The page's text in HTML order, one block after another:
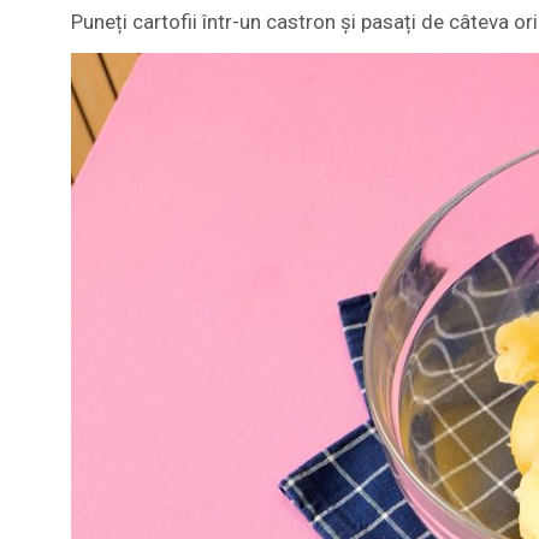
Puneți cartofii într-un castron și pasați de câteva